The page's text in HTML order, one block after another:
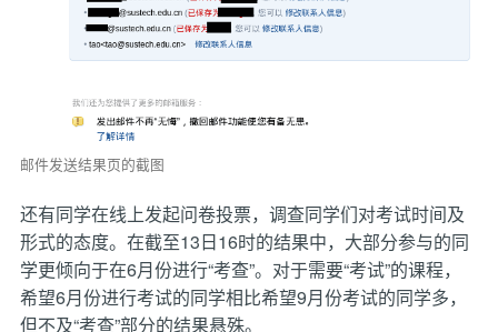
邮件发送结果页的截图
还有同学在线上发起问卷投票，调查同学们对考试时间及
形式的态度。在截至13日16时的结果中，大部分参与的同
学更倾向于在6月份进行“考查”。对于需要“考试”的课程，
希望6月份进行考试的同学相比希望9月份考试的同学多，
但不及“考查”部分的结果悬殊。